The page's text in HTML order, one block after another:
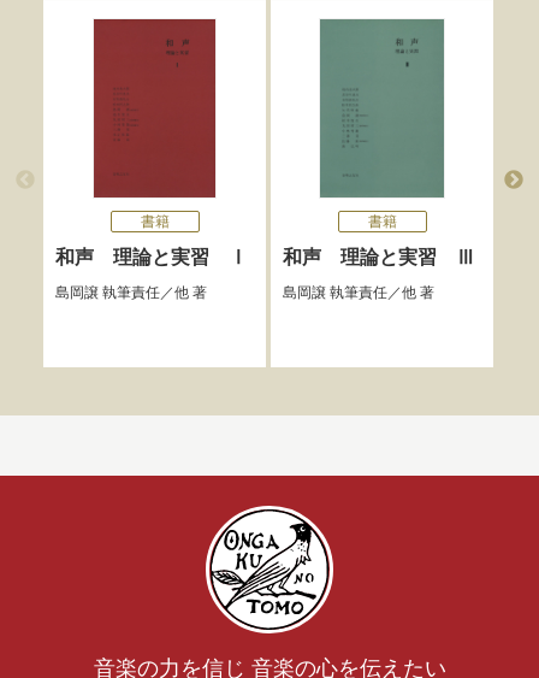
書籍
和声 理論と実習 Ⅰ
島岡譲執筆責任／他 著
書籍
和声 理論と実習 Ⅲ
島岡譲執筆責任／他 著
音楽の力を信じ 音楽の心を伝えたい